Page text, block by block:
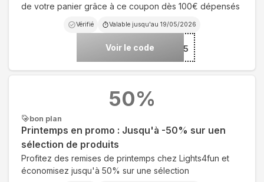
de votre panier grâce à ce coupon dès 100€ dépensés
Vérifié Valable jusqu'au 19/05/2026
Voir le code***UC25
bon plan
Printemps en promo : Jusqu'à -50% sur uen
sélection de produits
Profitez des remises de printemps chez Lights4fun et
économisez jusqu'à 50% sur une sélection
50%